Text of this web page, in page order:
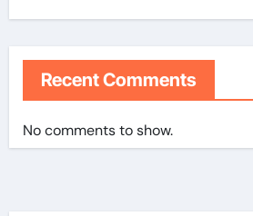
Recent Comments
No comments to show.